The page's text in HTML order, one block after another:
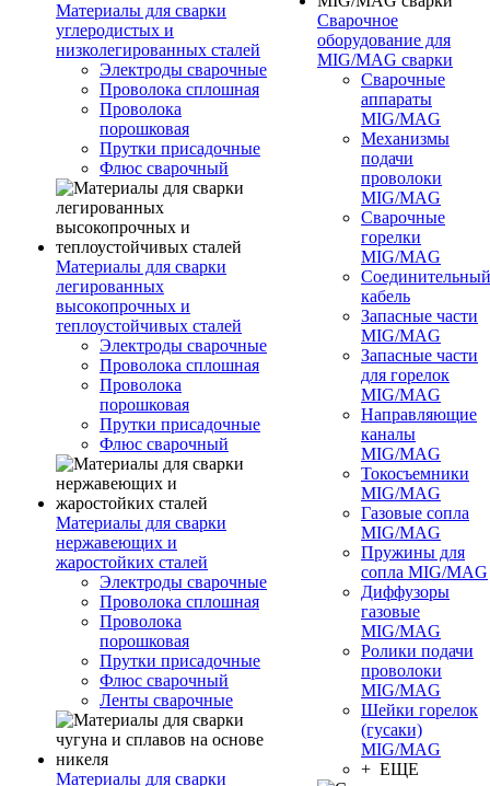
Материалы для сварки
углеродистых и
низколегированных сталей
Электроды сварочные
Проволока сплошная
Проволока
порошковая
Прутки присадочные
Флюс сварочный
Материалы для сварки
легированных
высокопрочных и
теплоустойчивых сталей
Электроды сварочные
Проволока сплошная
Проволока
порошковая
Прутки присадочные
Флюс сварочный
Материалы для сварки
нержавеющих и
жаростойких сталей
Электроды сварочные
Проволока сплошная
Проволока
порошковая
Прутки присадочные
Флюс сварочный
Ленты сварочные
Материалы для сварки
Сварочное
оборудование для
MIG/MAG сварки
Сварочные
аппараты
MIG/MAG
Механизмы
подачи
проволоки
MIG/MAG
Сварочные
горелки
MIG/MAG
Соединительный
кабель
Запасные части
MIG/MAG
Запасные части
для горелок
MIG/MAG
Направляющие
каналы
MIG/MAG
Токосъемники
MIG/MAG
Газовые сопла
MIG/MAG
Пружины для
сопла MIG/MAG
Диффузоры
газовые
MIG/MAG
Ролики подачи
проволоки
MIG/MAG
Шейки горелок
(гусаки)
MIG/MAG
+ ЕЩЕ